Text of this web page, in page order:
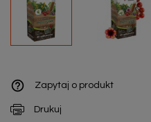
help_outline Zapytaj o produkt
Drukuj